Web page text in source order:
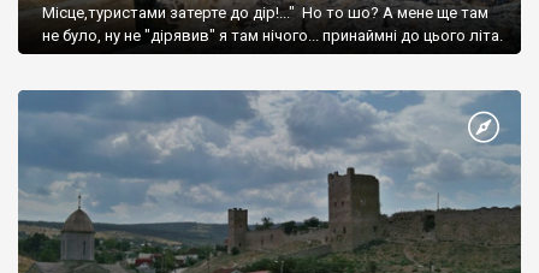
Місце,туристами затерте до дір!..." Но то шо? А мене ще там
не було, ну не "дірявив" я там нічого... принаймні до цього літа.